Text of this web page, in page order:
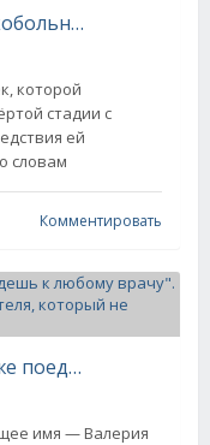
В МВД опровергли слова онкобольной Лерчек о том, что её не пускали к врачам
которой
стадии с
ей
словам
Комментировать
"Признай вину — и ты сразу же поедешь к любому врачу". Лерчек подала заявление на следователя, который не пускал её к врачам
имя — Валерия